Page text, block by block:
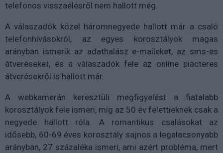
telefonos visszaélésről nem hallott még.
A válaszadók közel háromnegyede hallott már a csaló
telefonhívásokról, az egyes korosztályok magas
arányban ismerik az adathalász e-maileket, az sms-es
átveréseket, és a válaszadók fele az online piacteres
átverésekről is hallott már.
A webkamerán keresztüli megfigyelést a fiatalabb
korosztályok fele ismeri, míg az 50 év felettieknek csak a
negyede hallott róla. A romantikus csalásokat az
idősebb, 60-69 éves korosztály sajnos a legalacsonyabb
arányban, 27 százaléka ismeri, ami azért probléma, mert